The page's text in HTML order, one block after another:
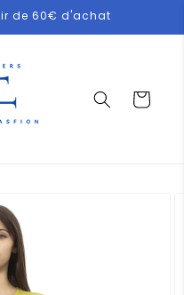
de 60€ d'achat
Panier